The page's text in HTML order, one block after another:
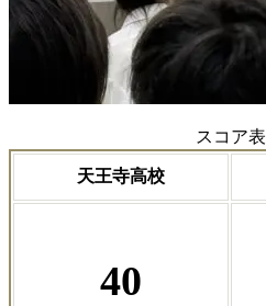
スコア表
天王寺高校
40